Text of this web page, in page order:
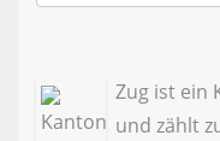
Zug ist ein
und zählt